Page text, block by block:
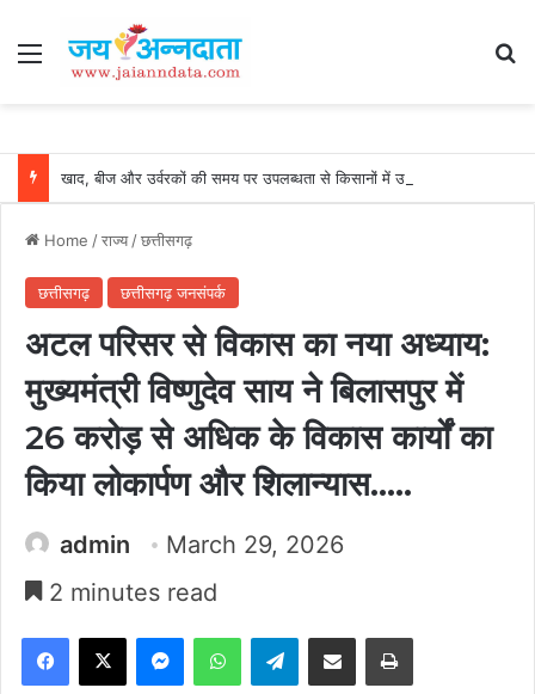
Menu
Home /राज्य/छत्तीसगढ़
छत्तीसगढ़ छत्तीसगढ़ जनसंपर्क
अटल परिसर से विकास का नया अध्याय:
मुख्यमंत्री विष्णुदेव साय ने बिलासपुर में
26 करोड़ से अधिक के विकास कार्यों का
किया लोकार्पण और शिलान्यास…..
admin
March 29, 2026
2 minutes read
Facebook
X MessengerWhatsAppTelegramShare via Email Print